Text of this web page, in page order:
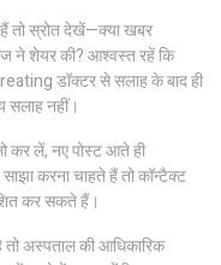
तो स्रोत देखें—क्या खबर
ने शेयर की? आश्वस्त रहें कि
डॉक्टर से सलाह के बाद ही
सलाह नहीं।
कर लें, नए पोस्ट आते ही
करना चाहते हैं तो कॉन्टैक्ट
कर सकते हैं।
तो अस्पताल की आधिकारिक